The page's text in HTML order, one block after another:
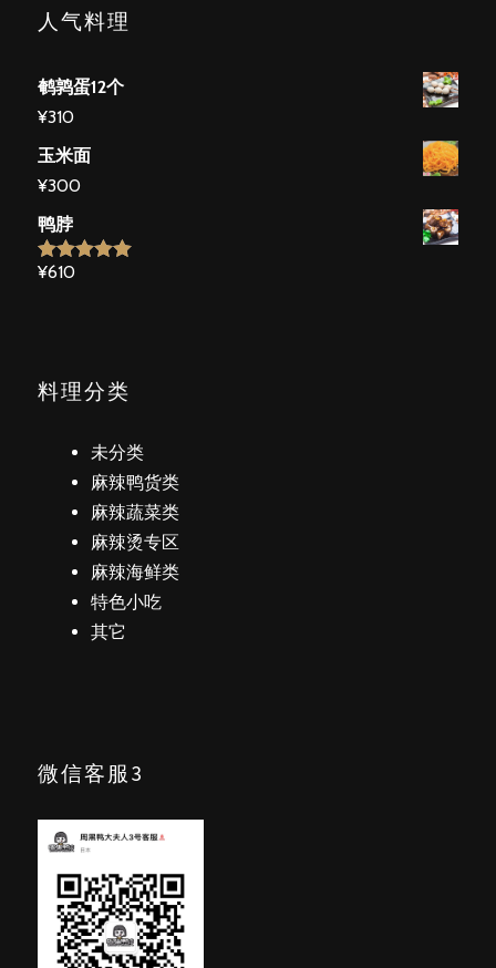
人气料理
鹌鹑蛋12个
¥310
玉米面
¥300
鸭脖
5段階で
¥610
料理分类
未分类
麻辣鸭货类
麻辣蔬菜类
麻辣烫专区
麻辣海鲜类
特色小吃
其它
微信客服3